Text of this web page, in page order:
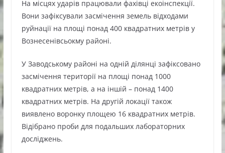
На місцях ударів працювали фахівці екоінспекції.
Вони зафіксували засмічення земель відходами
руйнації на площі понад 400 квадратних метрів у
Вознесенівсьокму районі.
У Заводському районі на одній ділянці зафіксовано
засмічення території на площі понад 1000
квадратних метрів, а на іншій – понад 1400
квадратних метрів. На другій локації також
виявлено воронку площею 16 квадратних метрів.
Відібрано проби для подальших лабораторних
досліджень.